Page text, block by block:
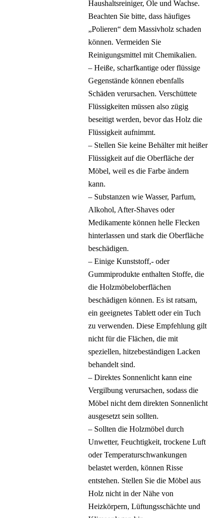
Haushaltsreiniger, Öle und Wachse.
Beachten Sie bitte, dass häufiges
„Polieren“ dem Massivholz schaden
können. Vermeiden Sie
Reinigungsmittel mit Chemikalien.
– Heiße, scharfkantige oder flüssige
Gegenstände können ebenfalls
Schäden verursachen. Verschüttete
Flüssigkeiten müssen also zügig
beseitigt werden, bevor das Holz die
Flüssigkeit aufnimmt.
– Stellen Sie keine Behälter mit heißer
Flüssigkeit auf die Oberfläche der
Möbel, weil es die Farbe ändern
kann.
– Substanzen wie Wasser, Parfum,
Alkohol, After-Shaves oder
Medikamente können helle Flecken
hinterlassen und stark die Oberfläche
beschädigen.
– Einige Kunststoff,- oder
Gummiprodukte enthalten Stoffe, die
die Holzmöbeloberflächen
beschädigen können. Es ist ratsam,
ein geeignetes Tablett oder ein Tuch
zu verwenden. Diese Empfehlung gilt
nicht für die Flächen, die mit
speziellen, hitzebeständigen Lacken
behandelt sind.
– Direktes Sonnenlicht kann eine
Vergilbung verursachen, sodass die
Möbel nicht dem direkten Sonnenlicht
ausgesetzt sein sollten.
– Sollten die Holzmöbel durch
Unwetter, Feuchtigkeit, trockene Luft
oder Temperaturschwankungen
belastet werden, können Risse
entstehen. Stellen Sie die Möbel aus
Holz nicht in der Nähe von
Heizkörpern, Lüftungsschächte und